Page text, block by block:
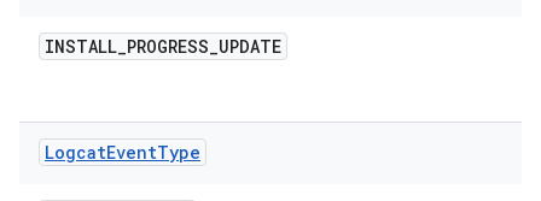
INSTALL_PROGRESS_UPDATE
LogcatEventType